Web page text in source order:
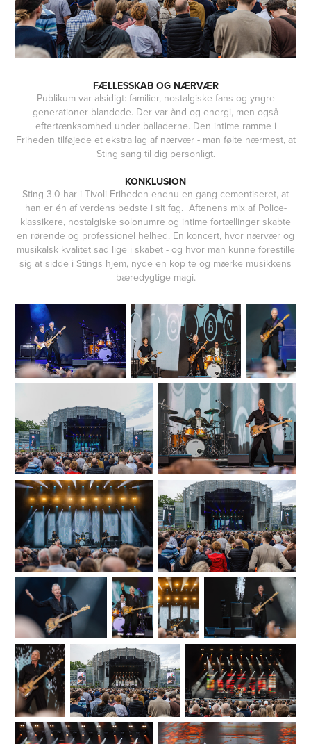
FÆLLESSKAB OG NÆRVÆR
Publikum var alsidigt: familier, nostalgiske fans og yngre
generationer blandede. Der var ånd og energi, men også
eftertænksomhed under balladerne. Den intime ramme i
Friheden tilføjede et ekstra lag af nærvær - man følte nærmest, at
Sting sang til dig personligt.
KONKLUSION
Sting 3.0 har i Tivoli Friheden endnu en gang cementiseret, at
han er én af verdens bedste i sit fag. Aftenens mix af Police-
klassikere, nostalgiske solonumre og intime fortællinger skabte
en rørende og professionel helhed. En koncert, hvor nærvær og
musikalsk kvalitet sad lige i skabet - og hvor man kunne forestille
sig at sidde i Stings hjem, nyde en kop te og mærke musikkens
bæredygtige magi.